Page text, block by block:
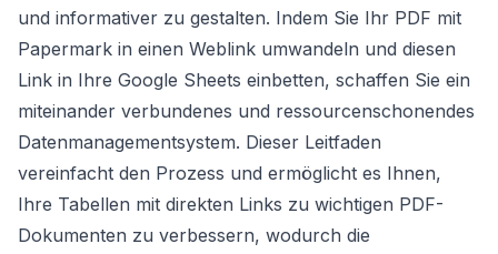
und informativer zu gestalten. Indem Sie Ihr PDF mit
Papermark in einen Weblink umwandeln und diesen
Link in Ihre Google Sheets einbetten, schaffen Sie ein
miteinander verbundenes und ressourcenschonendes
Datenmanagementsystem. Dieser Leitfaden
vereinfacht den Prozess und ermöglicht es Ihnen,
Ihre Tabellen mit direkten Links zu wichtigen PDF-
Dokumenten zu verbessern, wodurch die